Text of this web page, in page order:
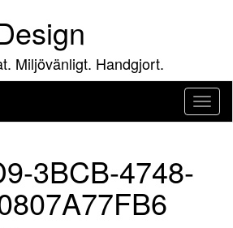
Miljövänligt. Handgjort.
Slå
på/av
3BCB-4748-